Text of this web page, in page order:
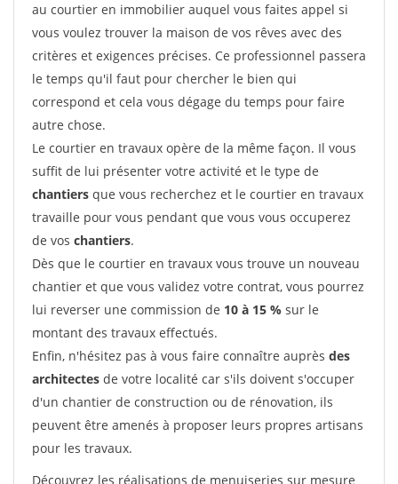
au courtier en immobilier auquel vous faites appel si
vous voulez trouver la maison de vos rêves avec des
critères et exigences précises. Ce professionnel passera
le temps qu'il faut pour chercher le bien qui
correspond et cela vous dégage du temps pour faire
autre chose.
Le courtier en travaux opère de la même façon. Il vous
suffit de lui présenter votre activité et le type de
chantiers que vous recherchez et le courtier en travaux
travaille pour vous pendant que vous vous occuperez
de vos chantiers.
Dès que le courtier en travaux vous trouve un nouveau
chantier et que vous validez votre contrat, vous pourrez
lui reverser une commission de 10 à 15 % sur le
montant des travaux effectués.
Enfin, n'hésitez pas à vous faire connaître auprès des
architectes de votre localité car s'ils doivent s'occuper
d'un chantier de construction ou de rénovation, ils
peuvent être amenés à proposer leurs propres artisans
pour les travaux.
Découvrez les réalisations de menuiseries sur mesure